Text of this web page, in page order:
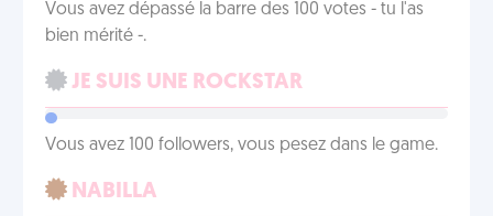
Vous avez dépassé la barre des 100 votes - tu l'as
bien mérité -.
JE SUIS UNE ROCKSTAR
Vous avez 100 followers, vous pesez dans le game.
NABILLA